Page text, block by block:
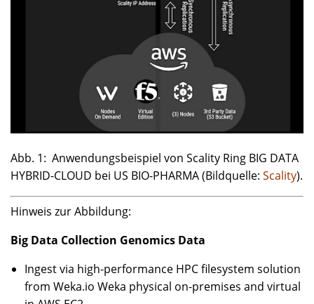
Abb. 1: Anwendungsbeispiel von Scality Ring BIG DATA
HYBRID-CLOUD bei US BIO-PHARMA (Bildquelle: Scality).
Hinweis zur Abbildung:
Big Data Collection Genomics Data
Ingest via high-performance HPC filesystem solution
from Weka.io Weka physical on-premises and virtual